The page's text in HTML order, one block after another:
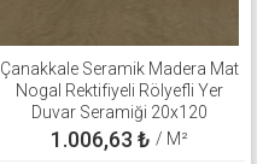
Çanakkale Seramik Madera Mat
Nogal Rektifiyeli Rölyefli Yer
Duvar Seramiği 20x120
310100503267
1.006,63 ₺ / M²